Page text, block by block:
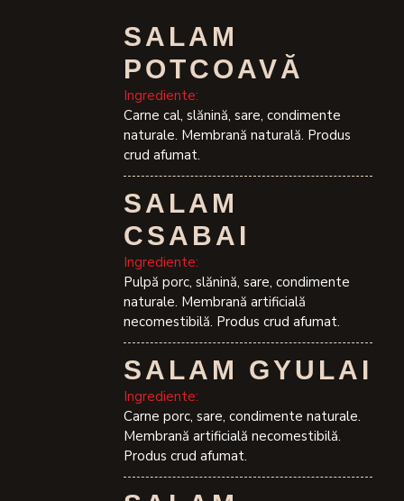
SALAM
POTCOAVĂ
Ingrediente:
Carne cal, slănină, sare, condimente
naturale. Membrană naturală. Produs
crud afumat.
SALAM
CSABAI
Ingrediente:
Pulpă porc, slănină, sare, condimente
naturale. Membrană artificială
necomestibilă. Produs crud afumat.
SALAM GYULAI
Ingrediente:
Carne porc, sare, condimente naturale.
Membrană artificială necomestibilă.
Produs crud afumat.